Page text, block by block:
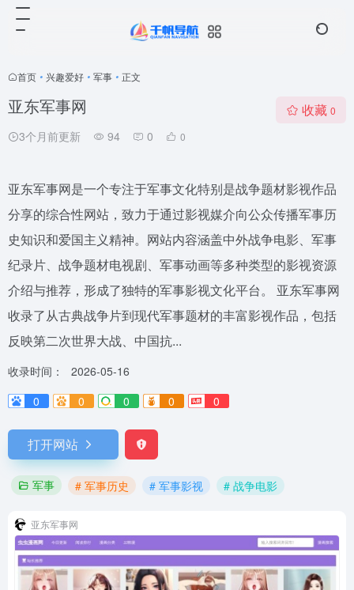
首页 • 兴趣爱好 • 军事 • 正文
亚东军事网
3个月前更新 94 0 0
收藏 0
亚东军事网是一个专注于军事文化特别是战争题材影视作品
分享的综合性网站，致力于通过影视媒介向公众传播军事历
史知识和爱国主义精神。网站内容涵盖中外战争电影、军事
纪录片、战争题材电视剧、军事动画等多种类型的影视资源
介绍与推荐，形成了独特的军事影视文化平台。 亚东军事网
收录了从古典战争片到现代军事题材的丰富影视作品，包括
反映第二次世界大战、中国抗...
收录时间：
2026-05-16
0
0 0 0 0
打开网站
军事 # 军事历史 # 军事影视 # 战争电影
亚东军事网